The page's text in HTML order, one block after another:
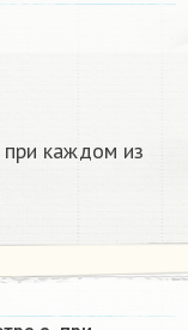
при каждом из